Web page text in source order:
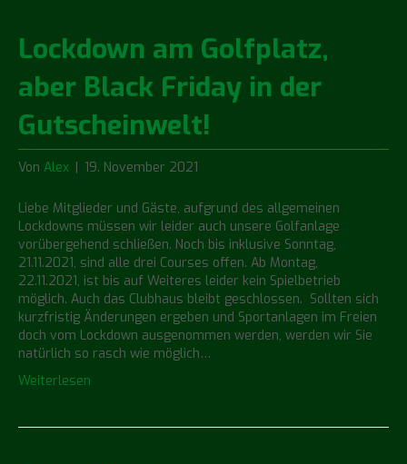
Lockdown am Golfplatz,
aber Black Friday in der
Gutscheinwelt!
Von Alex 19. November 2021
Liebe Mitglieder und Gäste, aufgrund des allgemeinen
Lockdowns müssen wir leider auch unsere Golfanlage
vorübergehend schließen. Noch bis inklusive Sonntag,
21.11.2021, sind alle drei Courses offen. Ab Montag,
22.11.2021, ist bis auf Weiteres leider kein Spielbetrieb
möglich. Auch das Clubhaus bleibt geschlossen. Sollten sich
kurzfristig Änderungen ergeben und Sportanlagen im Freien
doch vom Lockdown ausgenommen werden, werden wir Sie
natürlich so rasch wie möglich…
Weiterlesen